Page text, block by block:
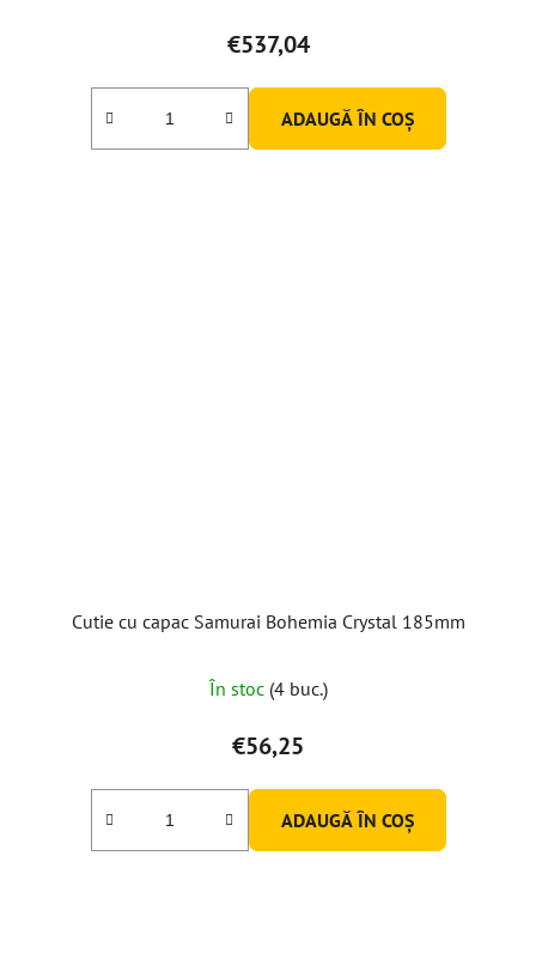
€537,04
ADAUGĂ ÎN COŞ
Cutie cu capac Samurai Bohemia Crystal 185mm
În stoc (4 buc.)
€56,25
ADAUGĂ ÎN COŞ